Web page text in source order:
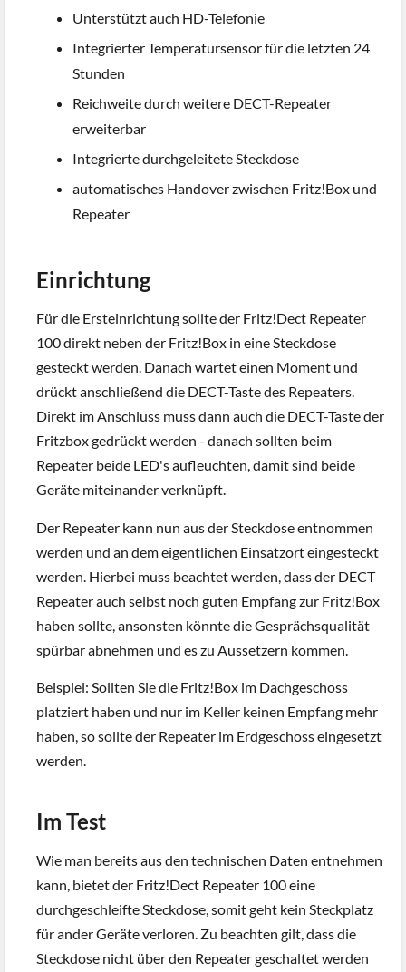
Unterstützt auch HD-Telefonie
Integrierter Temperatursensor für die letzten 24
Stunden
Reichweite durch weitere DECT-Repeater
erweiterbar
Integrierte durchgeleitete Steckdose
automatisches Handover zwischen Fritz!Box und
Repeater
Einrichtung
Für die Ersteinrichtung sollte der Fritz!Dect Repeater
100 direkt neben der Fritz!Box in eine Steckdose
gesteckt werden. Danach wartet einen Moment und
drückt anschließend die DECT-Taste des Repeaters.
Direkt im Anschluss muss dann auch die DECT-Taste der
Fritzbox gedrückt werden - danach sollten beim
Repeater beide LED's aufleuchten, damit sind beide
Geräte miteinander verknüpft.
Der Repeater kann nun aus der Steckdose entnommen
werden und an dem eigentlichen Einsatzort eingesteckt
werden. Hierbei muss beachtet werden, dass der DECT
Repeater auch selbst noch guten Empfang zur Fritz!Box
haben sollte, ansonsten könnte die Gesprächsqualität
spürbar abnehmen und es zu Aussetzern kommen.
Beispiel: Sollten Sie die Fritz!Box im Dachgeschoss
platziert haben und nur im Keller keinen Empfang mehr
haben, so sollte der Repeater im Erdgeschoss eingesetzt
werden.
Im Test
Wie man bereits aus den technischen Daten entnehmen
kann, bietet der Fritz!Dect Repeater 100 eine
durchgeschleifte Steckdose, somit geht kein Steckplatz
für ander Geräte verloren. Zu beachten gilt, dass die
Steckdose nicht über den Repeater geschaltet werden